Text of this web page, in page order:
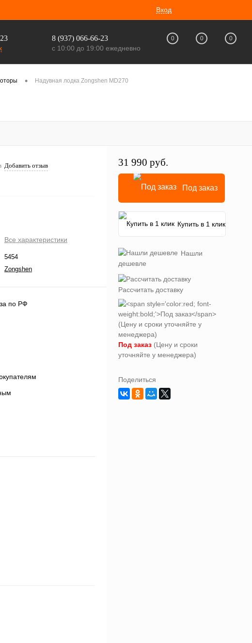
Вход
8 (937) 066-66-23
с 10:00 до 19:00 ежедневно
0 0 0
• Надувная лодка Zongshen MD270
Добавить отзыв
Все характеристики
5454
Zongshen
31 990 руб.
Под заказ
Купить в 1 клик
Нашли
дешевле
Рассчитать доставку
Под заказ (Цену и сроки
уточняйте у менеджера)
Поделиться